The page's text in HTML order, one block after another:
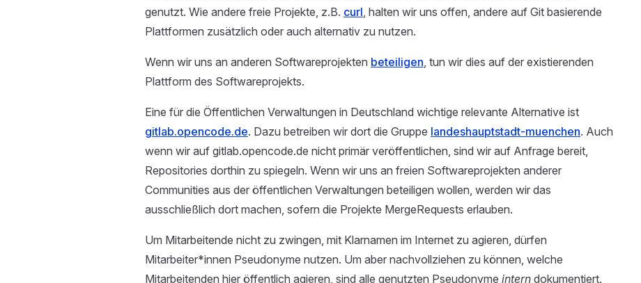
genutzt. Wie andere freie Projekte, z.B. curl, halten wir uns offen, andere auf Git basierende
Plattformen zusätzlich oder auch alternativ zu nutzen.
Wenn wir uns an anderen Softwareprojekten beteiligen, tun wir dies auf der existierenden
Plattform des Softwareprojekts.
Eine für die Öffentlichen Verwaltungen in Deutschland wichtige relevante Alternative ist
gitlab.opencode.de. Dazu betreiben wir dort die Gruppe landeshauptstadt-muenchen. Auch
wenn wir auf gitlab.opencode.de nicht primär veröffentlichen, sind wir auf Anfrage bereit,
Repositories dorthin zu spiegeln. Wenn wir uns an freien Softwareprojekten anderer
Communities aus der öffentlichen Verwaltungen beteiligen wollen, werden wir das
ausschließlich dort machen, sofern die Projekte MergeRequests erlauben.
Um Mitarbeitende nicht zu zwingen, mit Klarnamen im Internet zu agieren, dürfen
Mitarbeiter*innen Pseudonyme nutzen. Um aber nachvollziehen zu können, welche
Mitarbeitenden hier öffentlich agieren, sind alle genutzten Pseudonyme intern dokumentiert.